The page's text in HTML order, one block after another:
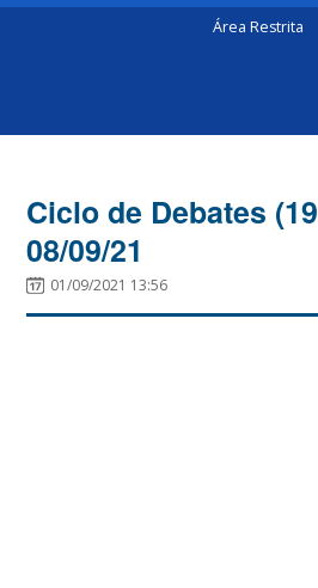
Área Restrita
Ciclo de Debates
08/09/21
01/09/2021 13:56